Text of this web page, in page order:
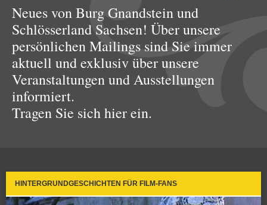
Neues von Burg Gnandstein und
Schlösserland Sachsen! Über unsere
persönlichen Mailings sind Sie immer
aktuell und exklusiv über unsere
Veranstaltungen und Ausstellungen
informiert.
Tragen Sie sich hier ein.
HINTERGRUNDGESCHICHTEN FÜR FILM-FANS